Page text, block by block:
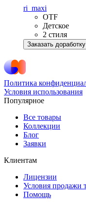
ri_maxi
OTF
Детское
2 стиля
Заказать доработку
Политика
Условия использования
Популярное
Все товары
Коллекции
Блог
Заявки
Клиентам
Лицензии
Условия продажи
Помощь